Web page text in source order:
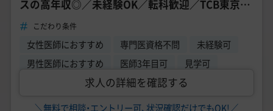
医師採用ご担当者様・その他問い合わせ
スの高年収◎／未経験OK／転科歓迎／TCB東京中
央美容外科
こだわり条件
女性医師におすすめ 専門医資格不問
未経験可
男性医師におすすめ
医師3年目可 見学可
求人の詳細を確認する
＼無料で相談・エントリー可、状況確認だけでもOK!／